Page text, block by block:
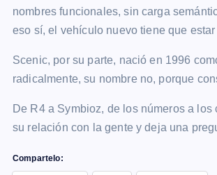
nombres funcionales, sin carga
eso sí, el vehículo nuevo tiene que
Scenic, por su parte, nació en 1996
radicalmente, su nombre no, porque
De R4 a Symbioz, de los números a
su relación con la gente y deja una
Compartelo: